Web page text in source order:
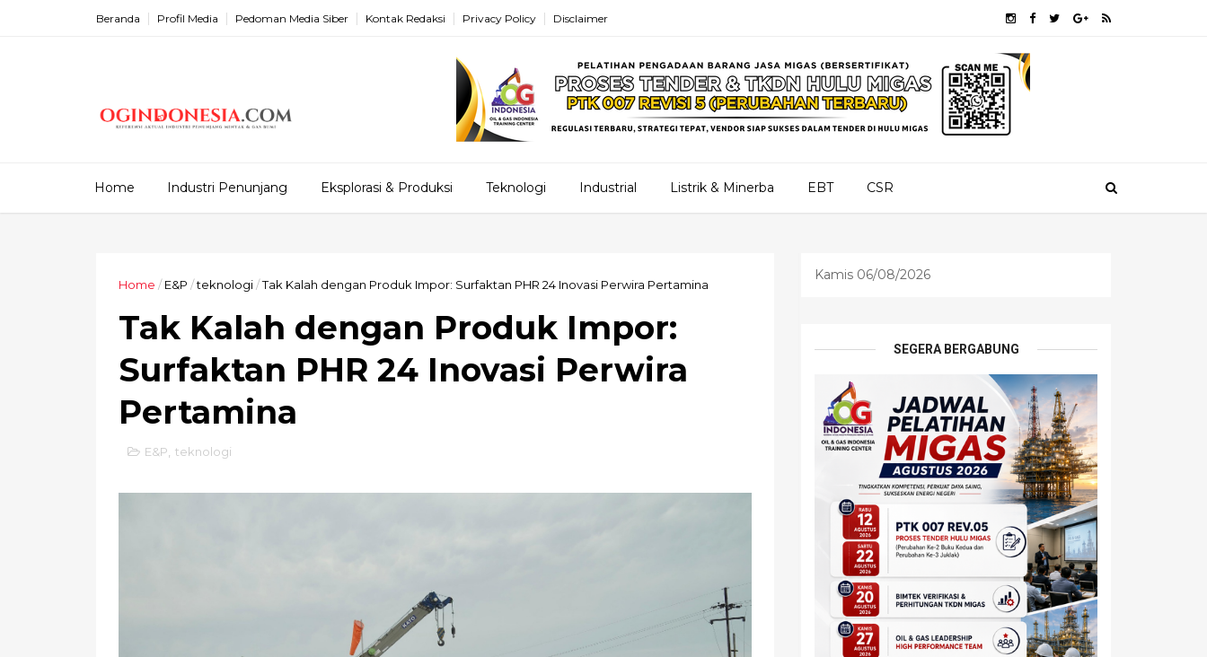
Beranda Profil Media Pedoman Media Siber Kontak Redaksi Privacy Policy Disclaimer
Home Industri Penunjang Eksplorasi & Produksi Teknologi Industrial Listrik & Minerba EBT CSR
Home / E&P /teknologi/Tak Kalah dengan Produk Impor: Surfaktan PHR 24 Inovasi Perwira Pertamina
Tak Kalah dengan Produk Impor:
Surfaktan PHR 24 Inovasi Perwira
Pertamina
E&P teknologi
Kamis 06/08/2026
SEGERA BERGABUNG